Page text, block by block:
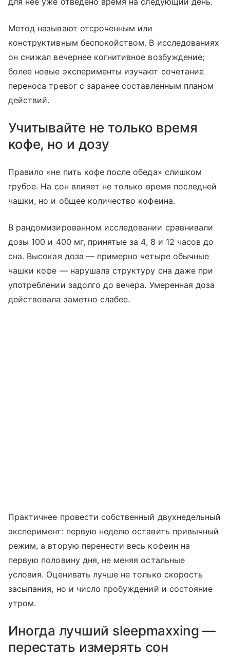
Метод называют отсроченным или
конструктивным беспокойством. В исследованиях
он снижал вечернее когнитивное возбуждение;
более новые эксперименты изучают сочетание
переноса тревог с заранее составленным планом
действий.
Учитывайте не только время
кофе, но и дозу
Правило «не пить кофе после обеда» слишком
грубое. На сон влияет не только время последней
чашки, но и общее количество кофеина.
В рандомизированном исследовании сравнивали
дозы 100 и 400 мг, принятые за 4, 8 и 12 часов до
сна. Высокая доза — примерно четыре обычные
чашки кофе — нарушала структуру сна даже при
употреблении задолго до вечера. Умеренная доза
действовала заметно слабее.
Практичнее провести собственный двухнедельный
эксперимент: первую неделю оставить привычный
режим, а вторую перенести весь кофеин на
первую половину дня, не меняя остальные
условия. Оценивать лучше не только скорость
засыпания, но и число пробуждений и состояние
утром.
Иногда лучший sleepmaxxing —
перестать измерять сон